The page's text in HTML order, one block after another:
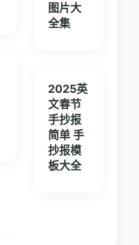
图片大
全集
2025英
文春节
手抄报
简单 手
抄报模
板大全